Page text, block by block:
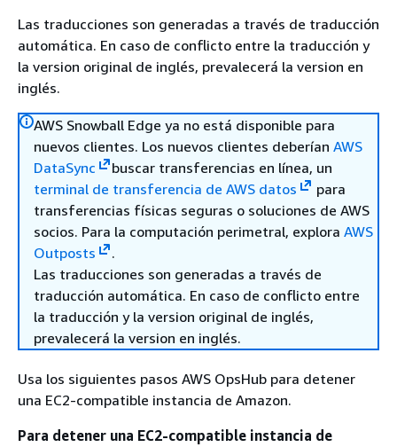
Las traducciones son generadas a través de traducción
automática. En caso de conflicto entre la traducción y
la version original de inglés, prevalecerá la version en
inglés.
AWS Snowball Edge ya no está disponible para
nuevos clientes. Los nuevos clientes deberían AWS
DataSync
buscar transferencias en línea, un
terminal de transferencia de AWS datos
para
transferencias físicas seguras o soluciones de AWS
socios. Para la computación perimetral, explora AWS
Outposts
.
Las traducciones son generadas a través de
traducción automática. En caso de conflicto entre
la traducción y la version original de inglés,
prevalecerá la version en inglés.
Usa los siguientes pasos AWS OpsHub para detener
una EC2-compatible instancia de Amazon.
Para detener una EC2-compatible instancia de